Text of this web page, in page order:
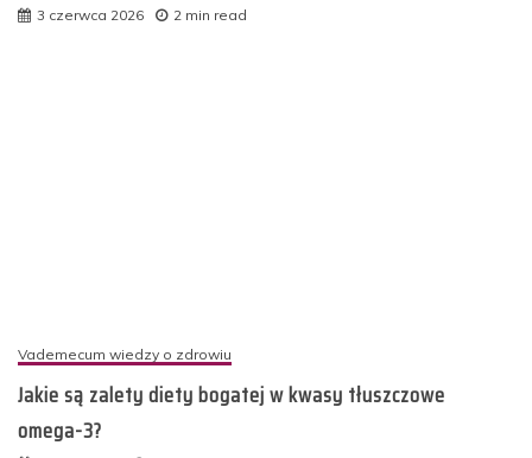
3 czerwca 2026 2 min read
Vademecum wiedzy o zdrowiu
Jakie są zalety diety bogatej w kwasy tłuszczowe
omega-3?